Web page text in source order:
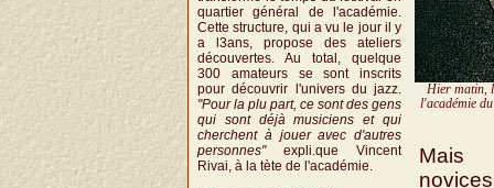
quartier général de l'académie.
Cette structure, qui a vu le jour il y
a l3ans, propose des ateliers
découvertes. Au total, quelque
300 amateurs se sont inscrits
pour découvrir l'univers du jazz.
"Pour la plu part, ce sont des gens
qui sont déjà musiciens et qui
cherchent à jouer avec d'autres
personnes"expli.que Vincent
Rivai, à la tète de l'académie.
Hier matin,
l'académie
Mais